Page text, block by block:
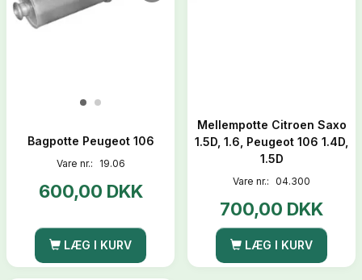
Bagpotte Peugeot 106
Vare nr.: 19.06
600,00 DKK
LÆG I KURV
Mellempotte Citroen Saxo
1.5D, 1.6, Peugeot 106 1.4D,
1.5D
Vare nr.: 04.300
700,00 DKK
LÆG I KURV